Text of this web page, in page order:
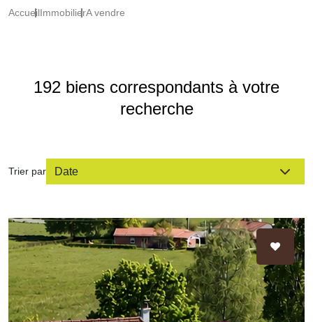
AccueilImmobilierA vendre
192 biens correspondants à votre
recherche
Trier par